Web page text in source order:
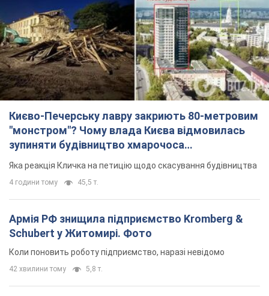
Києво-Печерську лавру закриють 80-метровим
"монстром"? Чому влада Києва відмовилась
зупиняти будівництво хмарочоса
"московського вірянина"
Яка реакція Кличка на петицію щодо скасування будівництва
4 години тому 45,5 т.
Армія РФ знищила підприємство Kromberg &
Schubert у Житомирі. Фото
Коли поновить роботу підприємство, наразі невідомо
42 хвилини тому 5,8 т.